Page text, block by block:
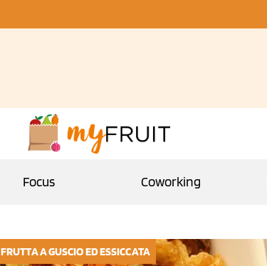
Focus Coworking
FRUTTA A GUSCIO ED ESSICCATA